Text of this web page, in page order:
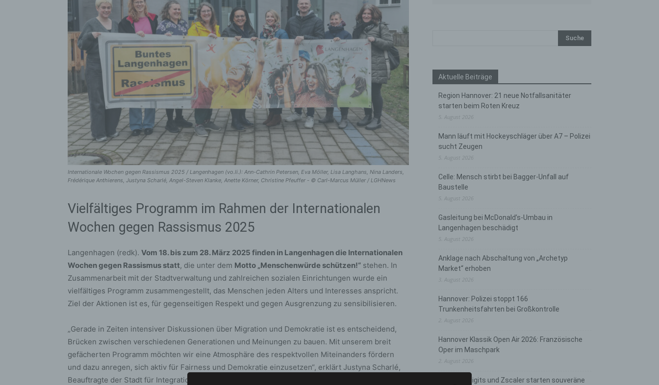
Internationale Wochen gegen Rassismus 2025 / Langenhagen (vo.li.): Ann-Cathrin Petersen, Eva Möller, Lisa Langhans, Nina Landers,
Frédérique Anthierens, Justyna Scharlé, Angel-Steven Klanke, Anette Körner, Christine Pfeuffer - © Carl-Marcus Müller / LGHNews
Vielfältiges Programm im Rahmen der Internationalen
Wochen gegen Rassismus 2025
Langenhagen (redk). Vom 18. bis zum 28. März 2025 finden in Langenhagen die Internationalen
Wochen gegen Rassismus statt, die unter dem Motto „Menschenwürde schützen!“ stehen. In
Zusammenarbeit mit der Stadtverwaltung und zahlreichen sozialen Einrichtungen wurde ein
vielfältiges Programm zusammengestellt, das Menschen jeden Alters und Interesses anspricht.
Ziel der Aktionen ist es, für gegenseitigen Respekt und gegen Ausgrenzung zu sensibilisieren.
„Gerade in Zeiten intensiver Diskussionen über Migration und Demokratie ist es entscheidend,
Brücken zwischen verschiedenen Generationen und Meinungen zu bauen. Mit unserem breit
gefächerten Programm möchten wir eine Atmosphäre des respektvollen Miteinanders fördern
und dazu anregen, sich aktiv für Fairness und Demokratie einzusetzen“, erklärt Justyna Scharlé,
Beauftragte der Stadt für Integration und Chancengleichheit.
Aktuelle Beiträge
Region Hannover: 21 neue Notfallsanitäter
starten beim Roten Kreuz
5. August 2026
Mann läuft mit Hockeyschläger über A7 – Polizei
sucht Zeugen
5. August 2026
Celle: Mensch stirbt bei Bagger-Unfall auf
Baustelle
5. August 2026
Gasleitung bei McDonald’s-Umbau in
Langenhagen beschädigt
5. August 2026
Anklage nach Abschaltung von „Archetyp
Market“ erhoben
3. August 2026
Hannover: Polizei stoppt 166
Trunkenheitsfahrten bei Großkontrolle
2. August 2026
Hannover Klassik Open Air 2026: Französische
Oper im Maschpark
2. August 2026
Schwarz Digits und Zscaler starten souveräne